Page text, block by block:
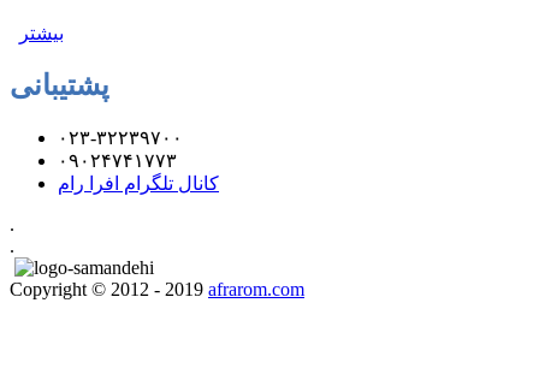
بیشتر
پشتیبانی
۰۲۳-۳۲۲۳۹۷۰۰
۰۹۰۲۴۷۴۱۷۷۳
کانال تلگرام افرا رام
.
.
Copyright © 2012 - 2019 afrarom.com